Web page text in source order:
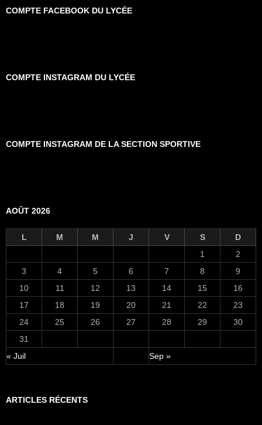
COMPTE FACEBOOK DU LYCÉE
COMPTE INSTAGRAM DU LYCÉE
COMPTE INSTAGRAM DE LA SECTION SPORTIVE
AOÛT 2026
L M M J V S
D
1
2
3
4 5 6 7 8
9
10
11 12 13 14 15
16
17
18 19 20 21 22
23
24
25 26 27 28 29
30
31
« Juil
Sep »
ARTICLES RÉCENTS